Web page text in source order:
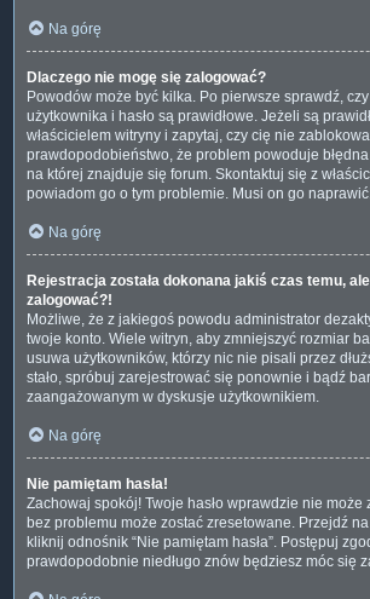
Na górę
Dlaczego nie mogę się zalogować?
Powodów może być kilka. Po pierwsze sprawdź,
użytkownika i hasło są prawidłowe. Jeżeli są
właścicielem witryny i zapytaj, czy cię nie
prawdopodobieństwo, że problem powoduje
na której znajduje się forum. Skontaktuj się z
powiadom go o tym problemie. Musi on go
Na górę
Rejestracja została dokonana jakiś czas temu,
zalogować?!
Możliwe, że z jakiegoś powodu administrator
twoje konto. Wiele witryn, aby zmniejszyć rozmiar
usuwa użytkowników, którzy nic nie pisali przez
stało, spróbuj zarejestrować się ponownie i bądź
zaangażowanym w dyskusje użytkownikiem.
Na górę
Nie pamiętam hasła!
Zachowaj spokój! Twoje hasło wprawdzie nie może
bez problemu może zostać zresetowane. Przejdź
kliknij odnośnik “Nie pamiętam hasła”. Postępuj
prawdopodobnie niedługo znów będziesz móc się